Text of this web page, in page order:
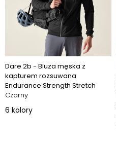
Dare 2b - Bluza męska z
kapturem rozsuwana
Endurance Strength Stretch
Czarny
6 kolory